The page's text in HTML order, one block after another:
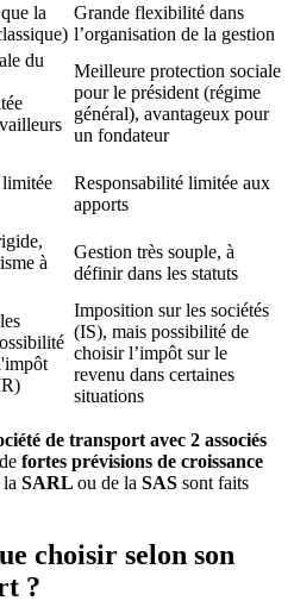
la
Grande flexibilité dans
l’organisation de la gestion
du
Meilleure protection sociale
pour le président (régime
général), avantageux pour
un fondateur
Responsabilité limitée aux
apports
à
Gestion très souple, à
définir dans les statuts
Imposition sur les sociétés
(IS), mais possibilité de
choisir l’impôt sur le
revenu dans certaines
situations
de transport avec 2 associés
fortes prévisions de croissance
SARL ou de la SAS sont faits
choisir selon son
?